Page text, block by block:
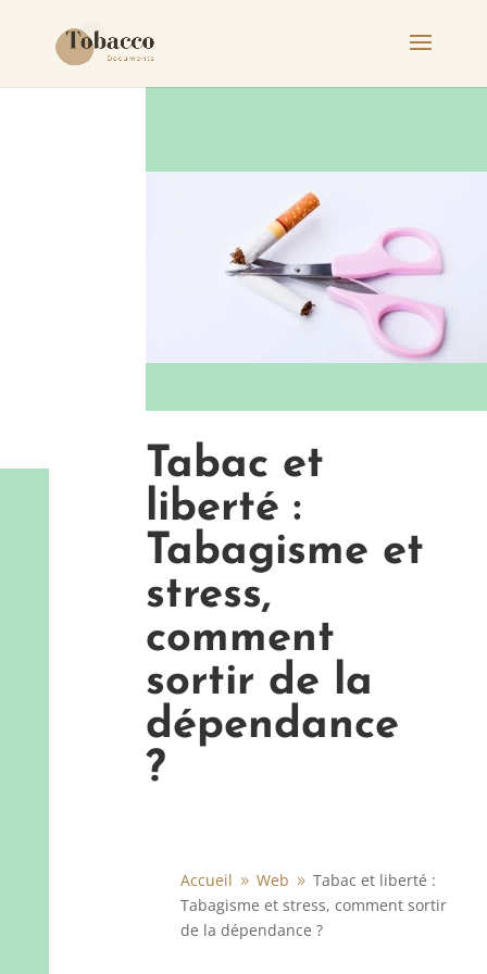
Tabac et
liberté :
Tabagisme et
stress,
comment
sortir de la
dépendance
?
Accueil 9 Web 9 Tabac et liberté :
Tabagisme et stress, comment sortir
de la dépendance ?